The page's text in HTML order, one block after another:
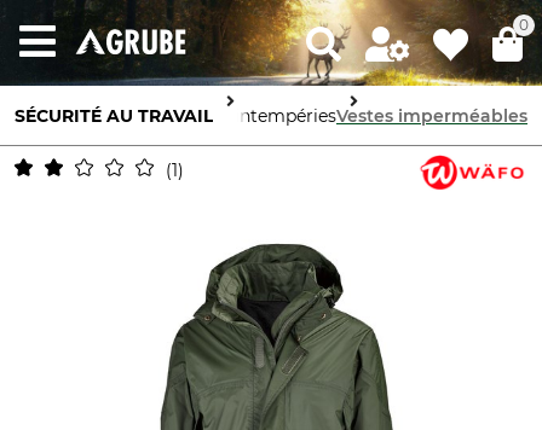
0
SÉCURITÉ AU TRAVAIL
Protection contre les intempériesVestes imperméables
1